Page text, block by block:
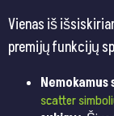
Vienas iš
premijų funkcijų
Nemokamus
scatter